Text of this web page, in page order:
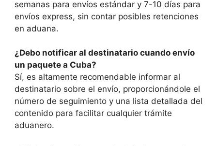
semanas para envíos estándar y 7-10 días para
envíos express, sin contar posibles retenciones
en aduana.
¿Debo notificar al destinatario cuando envío
un paquete a Cuba?
Sí, es altamente recomendable informar al
destinatario sobre el envío, proporcionándole el
número de seguimiento y una lista detallada del
contenido para facilitar cualquier trámite
aduanero.